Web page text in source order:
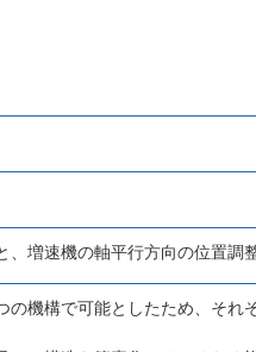
、増速機の軸平行方向の位置調
機構で可能としたため、それ